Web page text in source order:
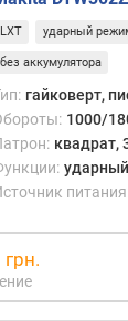
LXT ударный
без аккумулятора
гайковерт,
1000/
квадрат,
грн.